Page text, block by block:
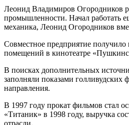
Леонид Владимиров Огородников
промышленности. Начал работать
механика, Леонид Огородников
Совместное предприятие
помещений в кинотеатре
В поисках дополнительных
заполняли показами
направления.
В 1997 году прокат фильмов стал
«Титаник» в 1998 году, выручка
отрасли.